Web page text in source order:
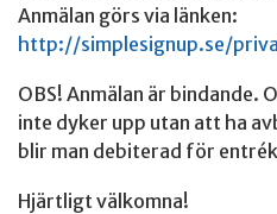
Anmälan görs via länken:
http://simplesignup.se/
OBS! Anmälan är bindande.
inte dyker upp utan att ha
blir man debiterad för
Hjärtligt välkomna!